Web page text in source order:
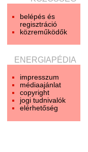
belépés és
regisztráció
közreműködők
ENERGIAPÉDIA
impresszum
médiaajánlat
copyright
jogi tudnivalók
elérhetőség